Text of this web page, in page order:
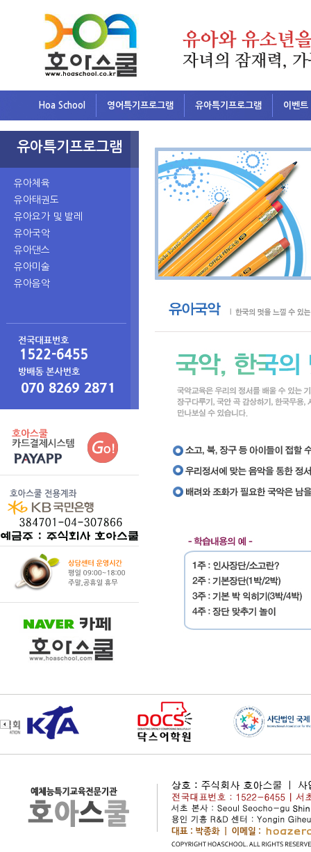
Hoa School 영어특기프로그램 유아특기프로그램 이벤트
유아특기프로그램
유아체육
유아태권도
유아요가 및 발레
유아국악
유아댄스
유아미술
유아음악